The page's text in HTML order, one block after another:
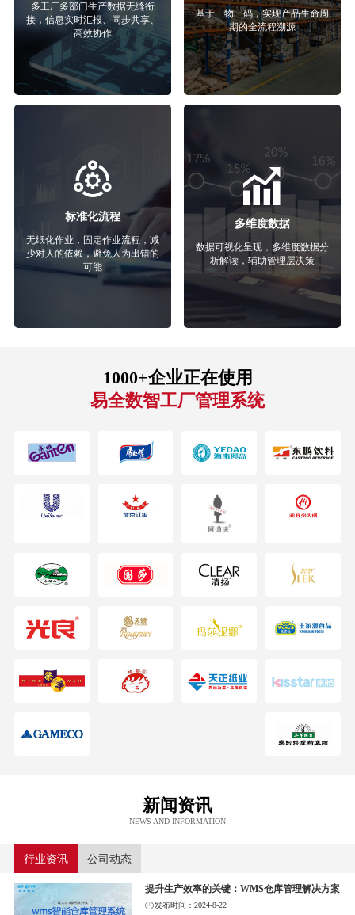
多工厂多部门生产数据无缝衔
接，信息实时汇报、同步共享、
高效协作
基于一物一码，实现产品生命周
期的全流程溯源
标准化流程
无纸化作业，固定作业流程，减
少对人的依赖，避免人为出错的
可能
多维度数据
数据可视化呈现，多维度数据分
析解读，辅助管理层决策
1000+企业正在使用
易全数智工厂管理系统
新闻资讯
NEWS AND INFORMATION
行业资讯 公司动态
提升生产效率的关键：WMS仓库管理解决方案
发布时间：2024-8-22